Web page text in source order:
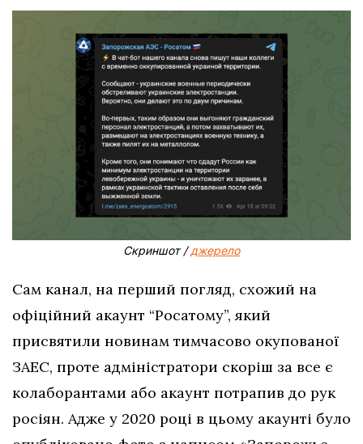
Скриншот /джерело
Сам канал, на перший погляд, схожий на
офіційний акаунт “Росатому”, який
присвятили новинам тимчасово окупованої
ЗАЕС, проте адміністратори скоріш за все є
колаборантами або акаунт потрапив до рук
росіян. Адже у 2020 році в цьому акаунті було